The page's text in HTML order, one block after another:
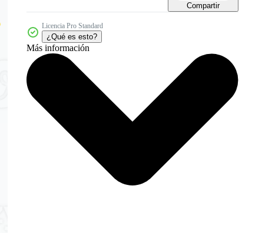
Compartir
Licencia Pro Standard
¿Qué es esto?
Más información